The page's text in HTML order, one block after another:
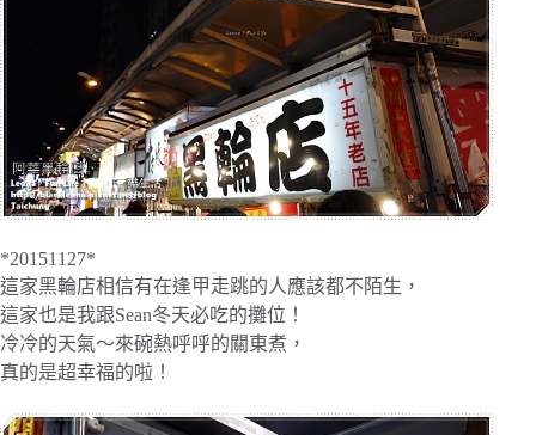
*20151127*
這家黑輪店相信有在逢甲走跳的人應該都不陌生，
這家也是我跟Sean冬天必吃的攤位！
冷冷的天氣～來碗熱呼呼的關東煮，
真的是超幸福的啦！